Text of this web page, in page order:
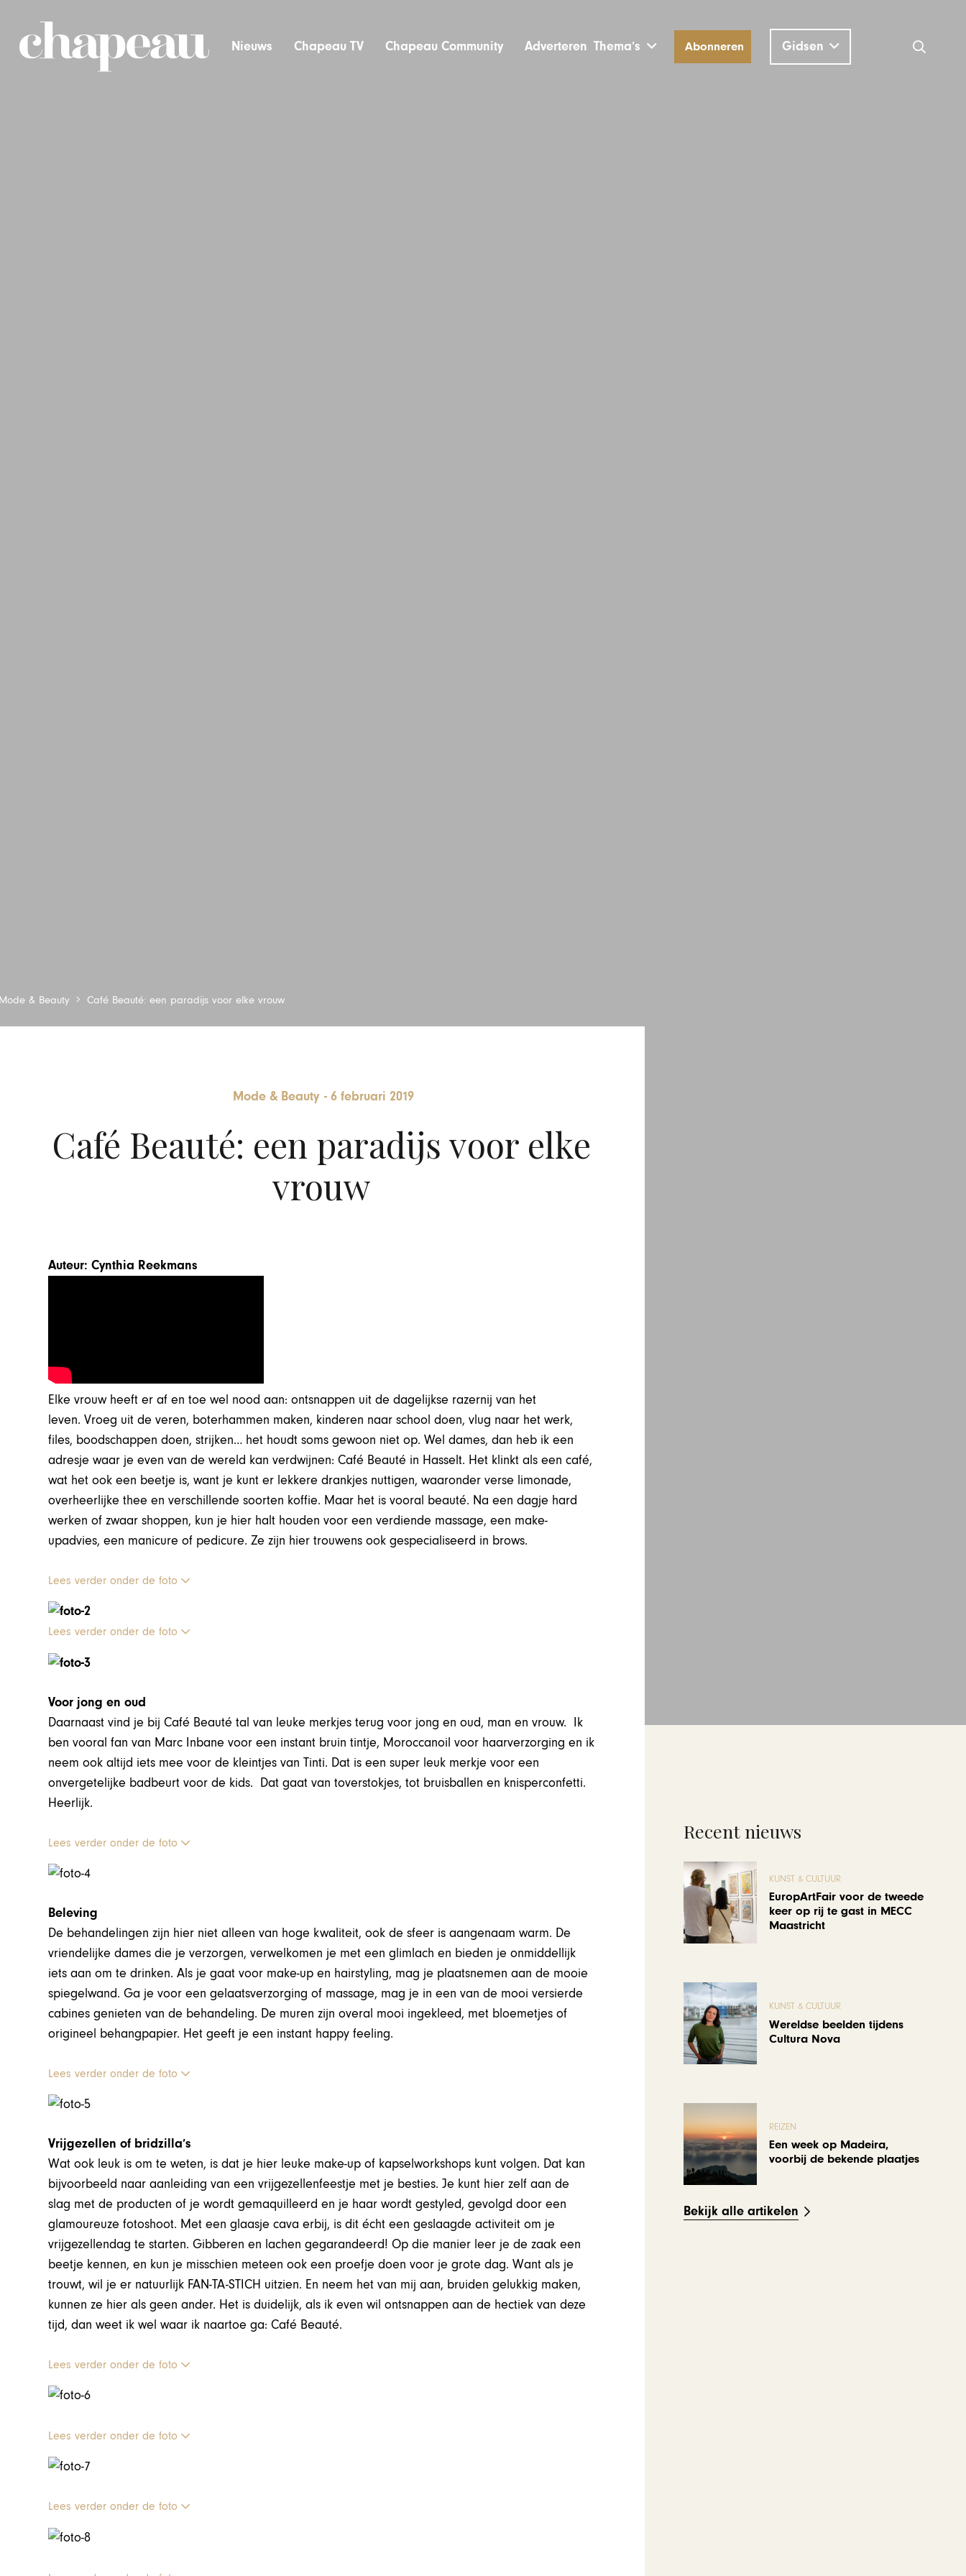
Nieuws Chapeau TV Chapeau Community Adverteren Thema’s Abonneren Gidsen
& Beauty Café Beauté: een paradijs voor elke vrouw
Mode & Beauty - 6 februari 2019
Café Beauté: een paradijs voor elke
vrouw
Auteur: Cynthia Reekmans
Elke vrouw heeft er af en toe wel nood aan: ontsnappen uit de dagelijkse razernij van het
leven. Vroeg uit de veren, boterhammen maken, kinderen naar school doen, vlug naar het werk,
files, boodschappen doen, strijken… het houdt soms gewoon niet op. Wel dames, dan heb ik een
adresje waar je even van de wereld kan verdwijnen: Café Beauté in Hasselt. Het klinkt als een café,
wat het ook een beetje is, want je kunt er lekkere drankjes nuttigen, waaronder verse limonade,
overheerlijke thee en verschillende soorten koffie. Maar het is vooral beauté. Na een dagje hard
werken of zwaar shoppen, kun je hier halt houden voor een verdiende massage, een make-
upadvies, een manicure of pedicure. Ze zijn hier trouwens ook gespecialiseerd in brows.
Lees verder onder de foto
Lees verder onder de foto
Voor jong en oud
Daarnaast vind je bij Café Beauté tal van leuke merkjes terug voor jong en oud, man en vrouw. Ik
ben vooral fan van Marc Inbane voor een instant bruin tintje, Moroccanoil voor haarverzorging en ik
neem ook altijd iets mee voor de kleintjes van Tinti. Dat is een super leuk merkje voor een
onvergetelijke badbeurt voor de kids. Dat gaat van toverstokjes, tot bruisballen en knisperconfetti.
Heerlijk.
Lees verder onder de foto
Beleving
De behandelingen zijn hier niet alleen van hoge kwaliteit, ook de sfeer is aangenaam warm. De
vriendelijke dames die je verzorgen, verwelkomen je met een glimlach en bieden je onmiddellijk
iets aan om te drinken. Als je gaat voor make-up en hairstyling, mag je plaatsnemen aan de mooie
spiegelwand. Ga je voor een gelaatsverzorging of massage, mag je in een van de mooi versierde
cabines genieten van de behandeling. De muren zijn overal mooi ingekleed, met bloemetjes of
origineel behangpapier. Het geeft je een instant happy feeling.
Lees verder onder de foto
Vrijgezellen of bridzilla’s
Wat ook leuk is om te weten, is dat je hier leuke make-up of kapselworkshops kunt volgen. Dat kan
bijvoorbeeld naar aanleiding van een vrijgezellenfeestje met je besties. Je kunt hier zelf aan de
slag met de producten of je wordt gemaquilleerd en je haar wordt gestyled, gevolgd door een
glamoureuze fotoshoot. Met een glaasje cava erbij, is dit écht een geslaagde activiteit om je
vrijgezellendag te starten. Gibberen en lachen gegarandeerd! Op die manier leer je de zaak een
beetje kennen, en kun je misschien meteen ook een proefje doen voor je grote dag. Want als je
trouwt, wil je er natuurlijk FAN-TA-STICH uitzien. En neem het van mij aan, bruiden gelukkig maken,
kunnen ze hier als geen ander. Het is duidelijk, als ik even wil ontsnappen aan de hectiek van deze
tijd, dan weet ik wel waar ik naartoe ga: Café Beauté.
Lees verder onder de foto
Lees verder onder de foto
Lees verder onder de foto
Recent nieuws
KUNST & CULTUUR
EuropArtFair voor de tweede
keer op rij te gast in MECC
Maastricht
KUNST & CULTUUR
Wereldse beelden tijdens
Cultura Nova
REIZEN
Een week op Madeira,
voorbij de bekende plaatjes
Bekijk alle artikelen